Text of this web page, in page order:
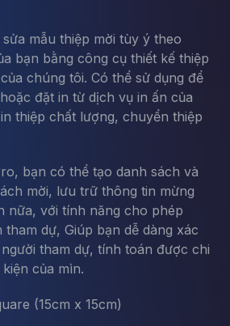
mẫu thiệp mời tùy ý theo
bạn bằng công cụ thiết kế thiệp
chúng tôi. Có thể sử dụng để
đặt in từ dịch vụ in ấn của
thiệp chất lượng, chuyển thiệp
bạn có thể tạo danh sách và
mời, lưu trữ thông tin mừng
nữa, với tính năng cho phép
dự, Giúp bạn dễ dàng xác
tham dự, tính toán được chi
của mìn.
(15cm x 15cm)